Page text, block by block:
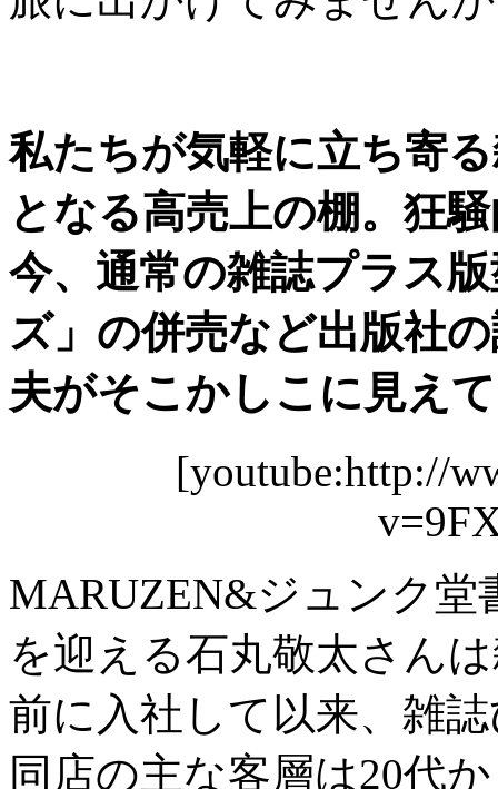
私たちが気軽に立ち寄
となる高売上の棚。狂
今、通常の雑誌プラス
ズ」の併売など出版社
夫がそこかしこに見え
[youtube:http://
MARUZEN&ジュンク堂
を迎える石丸敬太さん
前に入社して以来、雑
同店の主な客層は20代